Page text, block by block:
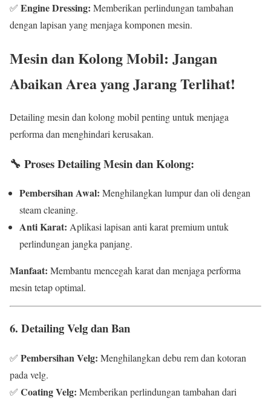
✅ Engine Dressing: Memberikan perlindungan tambahan
dengan lapisan yang menjaga komponen mesin.
Mesin dan Kolong Mobil: Jangan
Abaikan Area yang Jarang Terlihat!
Detailing mesin dan kolong mobil penting untuk menjaga
performa dan menghindari kerusakan.
🔧 Proses Detailing Mesin dan Kolong:
Pembersihan Awal: Menghilangkan lumpur dan oli dengan
steam cleaning.
Anti Karat: Aplikasi lapisan anti karat premium untuk
perlindungan jangka panjang.
Manfaat: Membantu mencegah karat dan menjaga performa
mesin tetap optimal.
6. Detailing Velg dan Ban
✅ Pembersihan Velg: Menghilangkan debu rem dan kotoran
pada velg.
✅ Coating Velg: Memberikan perlindungan tambahan dari